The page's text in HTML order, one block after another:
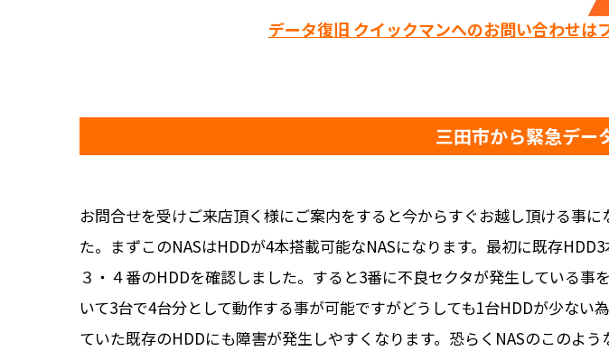
データ復旧 クイックマンへのお問い合わせは
三田市から緊急デ
お問合せを受けご来店頂く様にご案内をすると今からすぐお越し頂ける事
た。まずこのNASはHDDが4本搭載可能なNASになります。最初に既存
３・４番のHDDを確認しました。すると3番に不良セクタが発生している
いて3台で4台分として動作する事が可能ですがどうしても1台HDDが少な
ていた既存のHDDにも障害が発生しやすくなります。恐らくNASのこのよ